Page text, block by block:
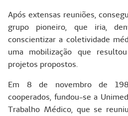
Após extensas reuniões,
grupo pioneiro, que iria,
conscientizar a coletividade
uma mobilização que
projetos propostos.
Em 8 de novembro de
cooperados, fundou-se a
Trabalho Médico, que se